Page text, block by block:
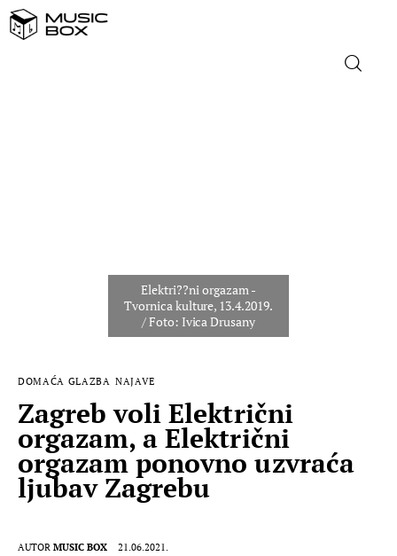
MUSIC BOX
DOMAĆA GLAZBA NAJAVE
Zagreb voli Električni
orgazam, a Električni
orgazam ponovno uzvraća
ljubav Zagrebu
AUTOR MUSIC BOX 21.06.2021.